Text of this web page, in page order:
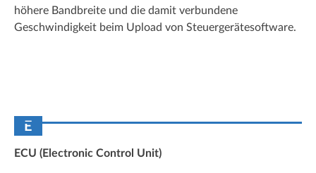
höhere Bandbreite und die damit verbundene
Geschwindigkeit beim Upload von Steuergerätesoftware.
E
ECU (Electronic Control Unit)